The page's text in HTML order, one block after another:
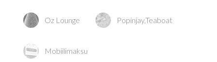
Oz Lounge Popinjay,Teaboat
Mobiilimaksu